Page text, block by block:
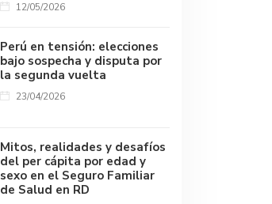
12/05/2026
Perú en tensión: elecciones
bajo sospecha y disputa por
la segunda vuelta
23/04/2026
Mitos, realidades y desafíos
del per cápita por edad y
sexo en el Seguro Familiar
de Salud en RD